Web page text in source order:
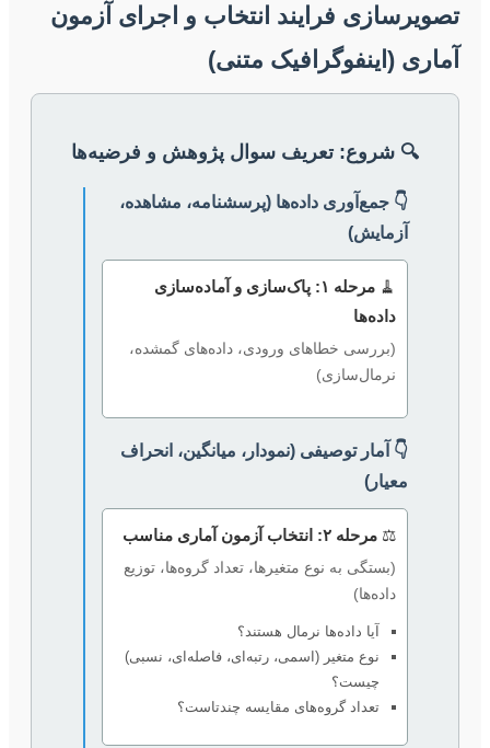
تصویرسازی فرایند انتخاب و اجرای آزمون
آماری (اینفوگرافیک متنی)
🔍 شروع: تعریف سوال پژوهش و فرضیه‌ها
👇 جمع‌آوری داده‌ها (پرسشنامه، مشاهده،
آزمایش)
🧹
مرحله ۱: پاک‌سازی و آماده‌سازی
داده‌ها
(بررسی خطاهای ورودی، داده‌های گمشده،
نرمال‌سازی)
👇 آمار توصیفی (نمودار، میانگین، انحراف
معیار)
⚖️مرحله ۲: انتخاب آزمون آماری مناسب
(بستگی به نوع متغیرها، تعداد گروه‌ها، توزیع
داده‌ها)
آیا داده‌ها نرمال هستند؟
نوع متغیر (اسمی، رتبه‌ای، فاصله‌ای، نسبی)
چیست؟
تعداد گروه‌های مقایسه چندتاست؟